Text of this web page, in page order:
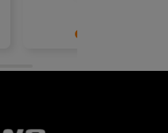
zaufanie. Jesteśmy